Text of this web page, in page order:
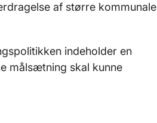
af større kommunale
indeholder en
målsætning skal kunne